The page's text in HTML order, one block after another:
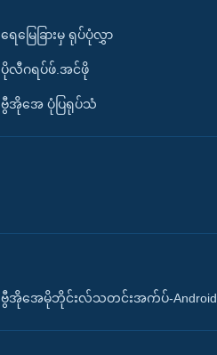
ရေမြေခြားမှ ရုပ်ပုံလွှာ
ပိုလီဂရပ်ဖ်.အင်ဖို
ဗွီအိုအေ ပုံပြရုပ်သံ
ဗွီအိုအေမိုဘိုင်းလ်သတင်းအက်ပ်-Android